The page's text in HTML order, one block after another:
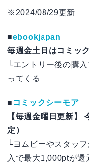
※2024/08/29更新
■ebookjapan
毎週金土日はコミッ
└エントリー後の購
ってくる
■ コミックシーモア
【毎週金曜日更新】
定）
└ヨムビーやスタッ
入で最大1,000ptが還